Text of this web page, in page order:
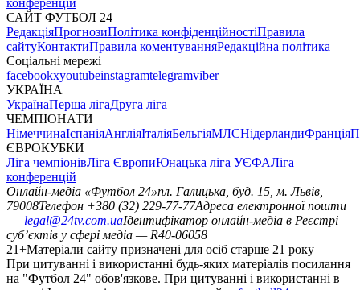
конференцій
САЙТ ФУТБОЛ 24
РедакціяПрогнозиПолітика конфіденційностіПравила
сайтуКонтактиПравила коментуванняРедакційна політика
Соціальні мережі
facebookxyoutubeinstagramtelegramviber
УКРАЇНА
УкраїнаПерша лігаДруга ліга
ЧЕМПІОНАТИ
НімеччинаІспаніяАнгліяІталіяБельгіяМЛСНідерландиФранція
ЄВРОКУБКИ
Ліга чемпіонівЛіга ЄвропиЮнацька ліга УЄФАЛіга
конференцій
Онлайн-медіа «Футбол 24»пл. Галицька, буд. 15, м. Львів,
79008Телефон +380 (32) 229-77-77Адреса електронної пошти
— legal@24tv.com.uaІдентифікатор онлайн-медіа в Реєстрі
суб’єктів у сфері медіа — R40-06058
21+Матеріали сайту призначені для осіб старше 21 року
При цитуванні і використанні будь-яких матеріалів посилання
на "Футбол 24" обов'язкове. При цитуванні і використанні в